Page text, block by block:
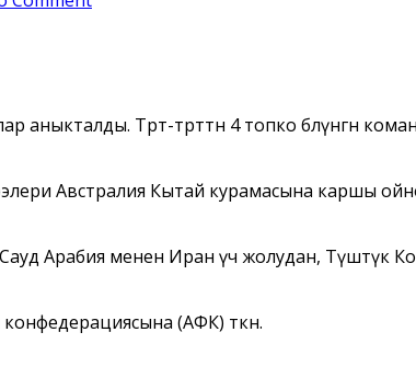
Төрт-төрттөн 4 топко бөлүнгөн
Австралия Кытай курамасына каршы
Арабия менен Иран үч жолудан, Түштүк
(АФК) өткөн.